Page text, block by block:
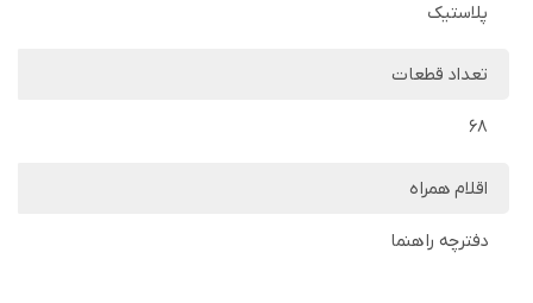
پلاستیک
تعداد قطعات
68
اقلام همراه
دفترچه راهنما